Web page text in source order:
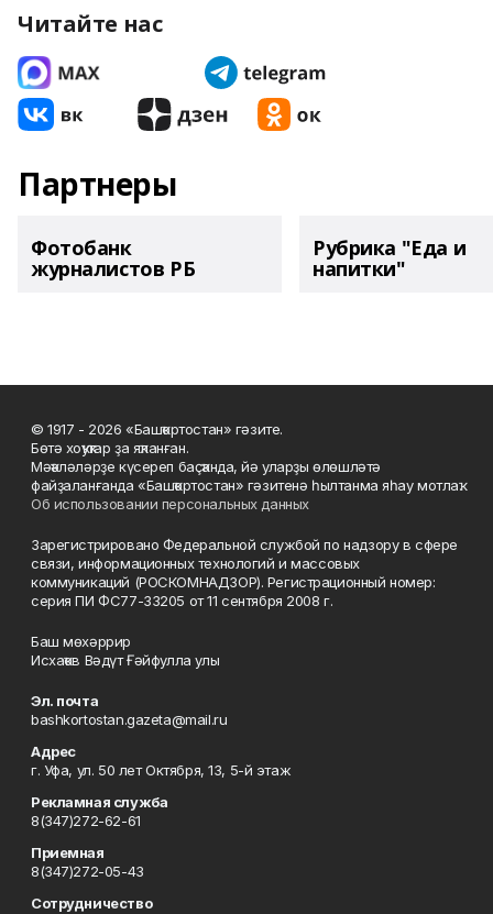
Читайте нас
Партнеры
Фотобанк
журналистов РБ
Рубрика "Еда и
напитки"
© 1917 - 2026 «Башҡортостан» гәзите.
Бөтә хоҡуҡтар ҙа яҡланған.
Мәҡәләләрҙе күсереп баҫҡанда, йә уларҙы өлөшләтә
файҙаланғанда «Башҡортостан» гәзитенә һылтанма яһау мотлаҡ.
Об использовании персональных данных
Зарегистрировано Федеральной службой по надзору в сфере
связи, информационных технологий и массовых
коммуникаций (РОСКОМНАДЗОР). Регистрационный номер:
серия ПИ ФС77-33205 от 11 сентября 2008 г.
Баш мөхәррир
Исхаҡов Вәдүт Ғәйфулла улы
Эл. почта
bashkortostan.gazeta@mail.ru
Адрес
г. Уфа, ул. 50 лет Октября, 13, 5-й этаж
Рекламная служба
8(347)272-62-61
Приемная
8(347)272-05-43
Сотрудничество